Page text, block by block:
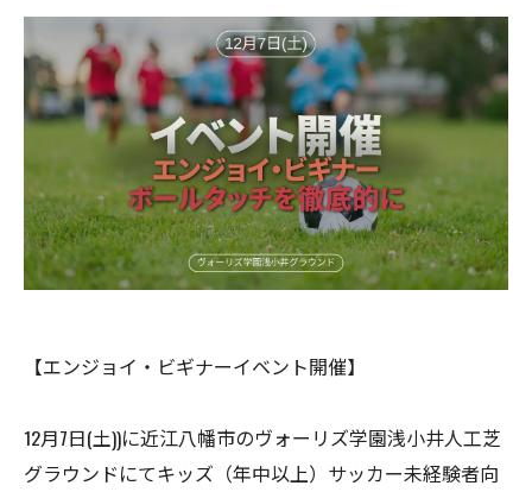
【エンジョイ・ビギナーイベント開催】
12月7日(土))に近江八幡市のヴォーリズ学園浅小井人工芝
グラウンドにてキッズ（年中以上）サッカー未経験者向